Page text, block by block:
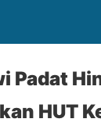
Padat
HUT